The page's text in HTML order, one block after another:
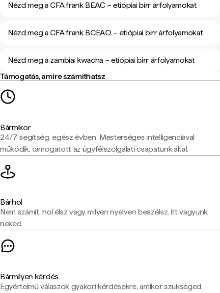
Nézd meg a CFA frank BEAC – etiópiai birr árfolyamokat
Nézd meg a CFA frank BCEAO – etiópiai birr árfolyamokat
Nézd meg a zambiai kwacha – etiópiai birr árfolyamokat
Támogatás, amire számíthatsz
Bármikor
24/7 segítség, egész évben. Mesterséges intelligenciával
működik, támogatott az ügyfélszolgálati csapatunk által.
Bárhol
Nem számít, hol élsz vagy milyen nyelven beszélsz, itt vagyunk
neked.
Bármilyen kérdés
Egyértelmű válaszok gyakori kérdésekre, amikor szükséged